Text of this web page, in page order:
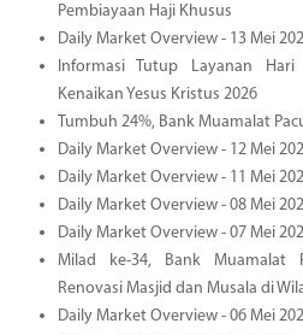
Pembiayaan Haji Khusus
Daily Market Overview - 13 Mei
Informasi Tutup Layanan
Kenaikan Yesus Kristus 2026
Tumbuh 24%, Bank Muamalat
Daily Market Overview - 12 Mei
Daily Market Overview - 11 Mei
Daily Market Overview - 08 Mei
Daily Market Overview - 07 Mei
Milad ke-34, Bank Muamalat
Renovasi Masjid dan Musala di
Daily Market Overview - 06 Mei